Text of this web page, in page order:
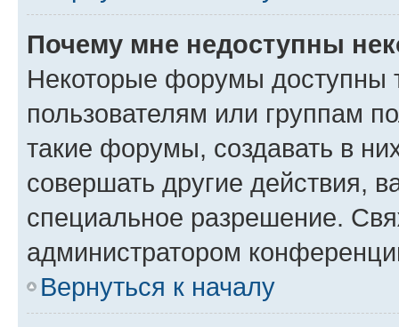
Почему мне недоступны
Некоторые форумы доступны
пользователям или группам
такие форумы, создавать в
совершать другие действия,
специальное разрешение.
администратором
Вернуться к началу